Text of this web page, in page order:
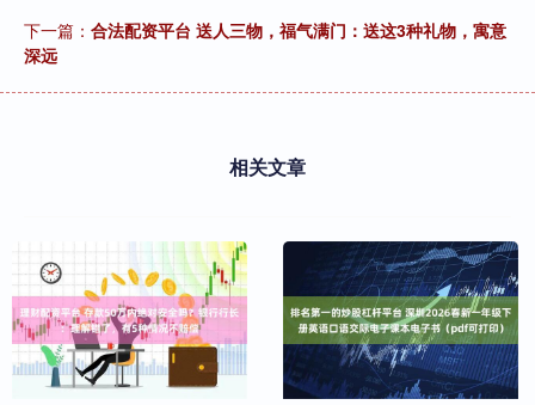
下一篇： 合法配资平台 送人三物，福气满门：送这3种礼物，寓意
深远
相关文章